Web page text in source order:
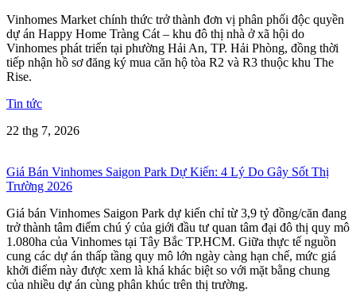
Vinhomes Market chính thức trở thành đơn vị phân phối độc quyền
dự án Happy Home Tràng Cát – khu đô thị nhà ở xã hội do
Vinhomes phát triển tại phường Hải An, TP. Hải Phòng, đồng thời
tiếp nhận hồ sơ đăng ký mua căn hộ tòa R2 và R3 thuộc khu The
Rise.
Tin tức
22 thg 7, 2026
Giá Bán Vinhomes Saigon Park Dự Kiến: 4 Lý Do Gây Sốt Thị
Trường 2026
Giá bán Vinhomes Saigon Park dự kiến chỉ từ 3,9 tỷ đồng/căn đang
trở thành tâm điểm chú ý của giới đầu tư quan tâm đại đô thị quy mô
1.080ha của Vinhomes tại Tây Bắc TP.HCM. Giữa thực tế nguồn
cung các dự án thấp tầng quy mô lớn ngày càng hạn chế, mức giá
khởi điểm này được xem là khá khác biệt so với mặt bằng chung
của nhiều dự án cùng phân khúc trên thị trường.